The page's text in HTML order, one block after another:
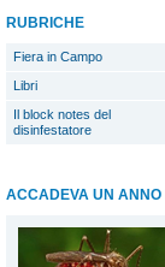
RUBRICHE
Fiera in Campo
Libri
Il block notes del
disinfestatore
ACCADEVA UN ANNO